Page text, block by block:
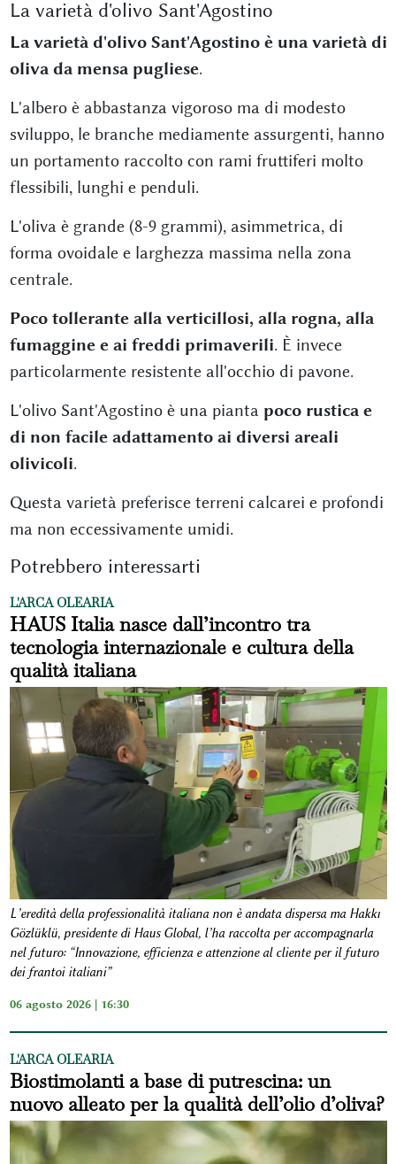
La varietà d'olivo Sant'Agostino
La varietà d'olivo Sant'Agostino è una varietà di
oliva da mensa pugliese.
L'albero è abbastanza vigoroso ma di modesto
sviluppo, le branche mediamente assurgenti, hanno
un portamento raccolto con rami fruttiferi molto
flessibili, lunghi e penduli.
L'oliva è grande (8-9 grammi), asimmetrica, di
forma ovoidale e larghezza massima nella zona
centrale.
Poco tollerante alla verticillosi, alla rogna, alla
fumaggine e ai freddi primaverili. È invece
particolarmente resistente all'occhio di pavone.
L'olivo Sant'Agostino è una pianta poco rustica e
di non facile adattamento ai diversi areali
olivicoli.
Questa varietà preferisce terreni calcarei e profondi
ma non eccessivamente umidi.
Potrebbero interessarti
L'ARCA OLEARIA
HAUS Italia nasce dall’incontro tra
tecnologia internazionale e cultura della
qualità italiana
L’eredità della professionalità italiana non è andata dispersa ma Hakkı
Gözlüklü, presidente di Haus Global, l’ha raccolta per accompagnarla
nel futuro: “Innovazione, efficienza e attenzione al cliente per il futuro
dei frantoi italiani”
06 agosto 2026 | 16:30
L'ARCA OLEARIA
Biostimolanti a base di putrescina: un
nuovo alleato per la qualità dell’olio d’oliva?